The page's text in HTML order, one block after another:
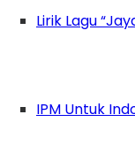
Lirik Lagu
IPM Untuk
tantangan
prinsip
bagi